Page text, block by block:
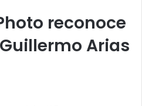
reconoce
Arias